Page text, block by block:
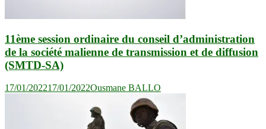
11ème session ordinaire du conseil d’administration
de la société malienne de transmission et de diffusion
(SMTD-SA)
17/01/202217/01/2022Ousmane BALLO